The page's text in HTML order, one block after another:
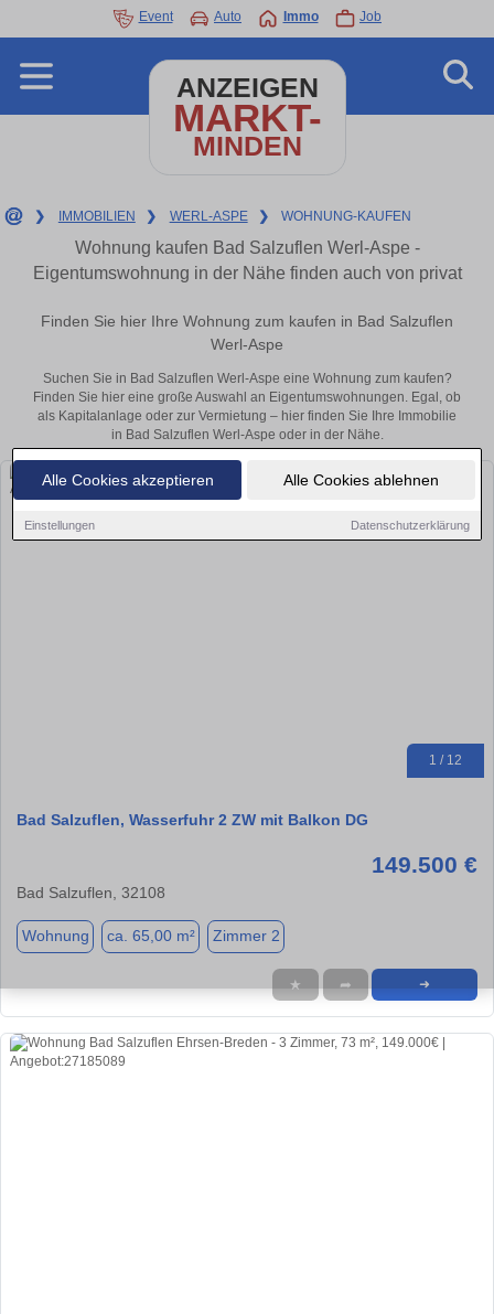
Alle Cookies akzeptieren Alle Cookies ablehnen
Einstellungen Datenschutzerklärung
Event Auto Immo Job
ANZEIGEN
MARKT-
MINDEN
❯ IMMOBILIEN ❯ WERL-ASPE ❯ WOHNUNG-KAUFEN
Wohnung kaufen Bad Salzuflen Werl-Aspe -
Eigentumswohnung in der Nähe finden auch von privat
Finden Sie hier Ihre Wohnung zum kaufen in Bad Salzuflen
Werl-Aspe
Suchen Sie in Bad Salzuflen Werl-Aspe eine Wohnung zum kaufen?
Finden Sie hier eine große Auswahl an Eigentumswohnungen. Egal, ob
als Kapitalanlage oder zur Vermietung – hier finden Sie Ihre Immobilie
in Bad Salzuflen Werl-Aspe oder in der Nähe.
1 / 12
Bad Salzuflen, Wasserfuhr 2 ZW mit Balkon DG
149.500 €
Bad Salzuflen, 32108
Wohnung ca. 65,00 m² Zimmer 2
★ ➦ ➜